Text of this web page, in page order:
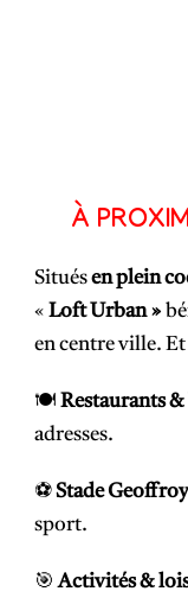
À
Situésen plein
« Loft Urban »
en centre ville. Et
🍽️ Restaurants
adresses.
⚽Stade
sport.
🎯Activités &